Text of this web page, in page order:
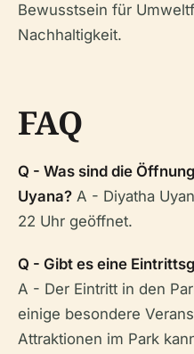
Bewusstsein für
Nachhaltigkeit.
FAQ
Q - Was sind die
Uyana? A - Diyatha
22 Uhr geöffnet.
Q - Gibt es eine
A - Der Eintritt in den
einige besondere
Attraktionen im Park